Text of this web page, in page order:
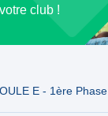
club !
E - 1ère Phase